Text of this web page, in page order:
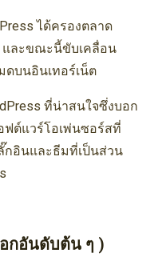
ได้ครองตลาด
และขณะนี้ขับเคลื่อน
ดบนอินเทอร์เน็ต
ที่น่าสนใจซึ่งบอก
ฟต์แวร์โอเพ่นซอร์สที่
กอินและธีมที่เป็นส่วน
กอันดับต้น ๆ )